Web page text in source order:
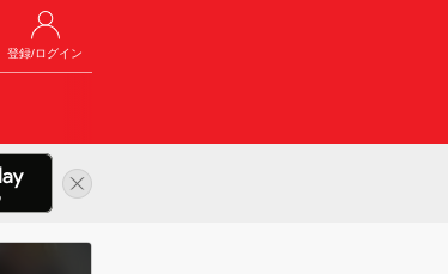
登録/ログイン